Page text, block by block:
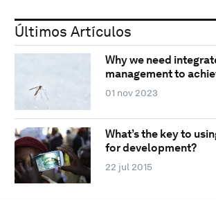
Últimos Artículos
Why we need
management to
01 nov 2023
What’s the key to
for development?
22 jul 2015